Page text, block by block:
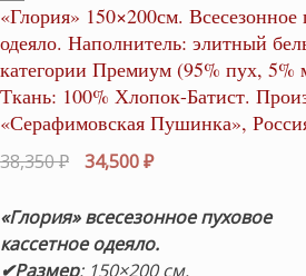
«Глория» 150×200см. Всесезонное
одеяло. Наполнитель: элитный
категории Премиум (95% пух, 5%
Ткань: 100% Хлопок-Батист.
«Серафимовская Пушинка»,
38,350₽
Первоначальная
составляла
38,350 ₽.
34,500₽Текущая
34,500 ₽.
«Глория» всесезонное пуховое
кассетное одеяло.
✔Размер: 150×200 см.